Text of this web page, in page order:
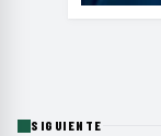
SIGUIENTE